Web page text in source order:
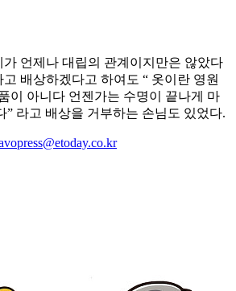
언제나 대립의 관계이지만은 않았다
배상하겠다고 하여도 “ 옷이란 영원
이 아니다 언젠가는 수명이 끝나게 마
” 라고 배상을 거부하는 손님도 있었다.